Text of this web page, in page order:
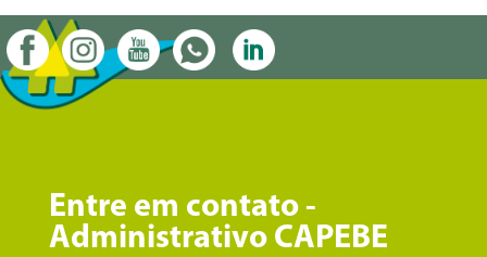
Entre em contato -
Administrativo CAPEBE